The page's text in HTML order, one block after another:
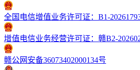
全国电信增值业务许可证：B1-
增值电信业务经营许可证：赣B2-
赣公网安备36073402000134号